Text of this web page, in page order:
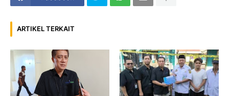
ARTIKEL TERKAIT